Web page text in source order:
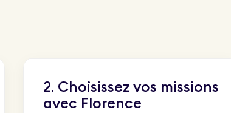
2. Choisissez vos missions
avec Florence